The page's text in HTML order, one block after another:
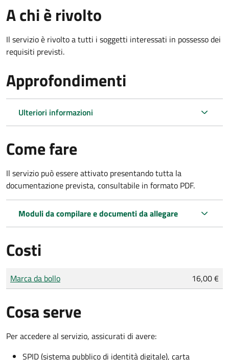
A chi è rivolto
Il servizio è rivolto a tutti i soggetti interessati in possesso dei
requisiti previsti.
Approfondimenti
Ulteriori informazioni
Come fare
Il servizio può essere attivato presentando tutta la
documentazione prevista, consultabile in formato PDF.
Moduli da compilare e documenti da allegare
Costi
Tipo di pagamento
Importo
Marca da bollo 16,00 €
Cosa serve
Per accedere al servizio, assicurati di avere:
SPID (sistema pubblico di identità digitale), carta